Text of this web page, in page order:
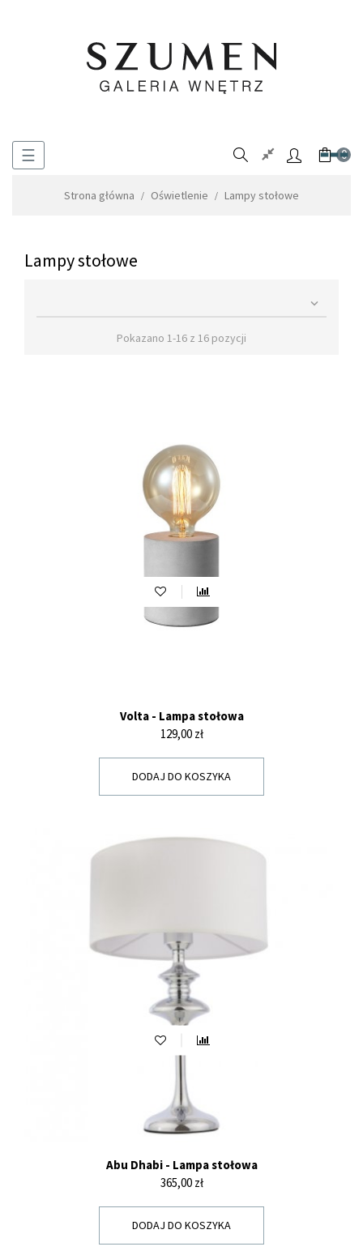
Toggle
☰ 0
Strona główna Oświetlenie Lampy stołowe
Lampy stołowe

Pokazano 1-16 z 16 pozycji
Volta - Lampa stołowa
Cena
129,00 zł
DODAJ DO KOSZYKA
Abu Dhabi - Lampa stołowa
Cena
365,00 zł
DODAJ DO KOSZYKA